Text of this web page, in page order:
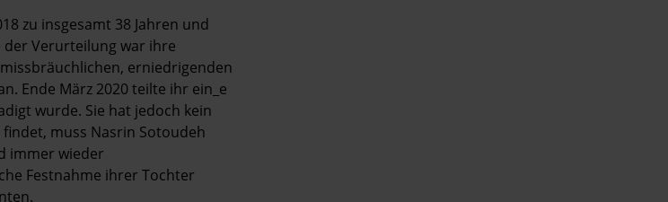
zu insgesamt 38 Jahren und
der Verurteilung war ihre
erniedrigenden
Ende März 2020 teilte ihr ein_e
wurde. Sie hat jedoch kein
muss Nasrin Sotoudeh
immer wieder
Festnahme ihrer Tochter